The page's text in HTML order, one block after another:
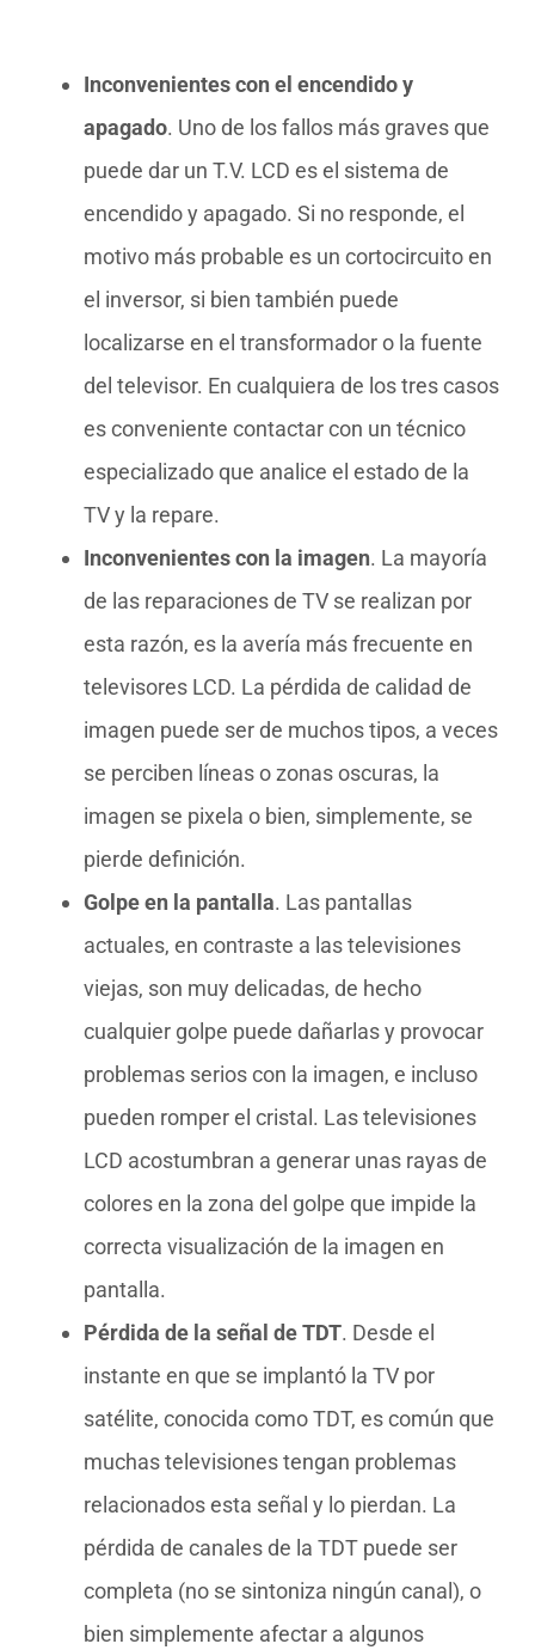
Inconvenientes con el encendido y
apagado. Uno de los fallos más graves que
puede dar un T.V. LCD es el sistema de
encendido y apagado. Si no responde, el
motivo más probable es un cortocircuito en
el inversor, si bien también puede
localizarse en el transformador o la fuente
del televisor. En cualquiera de los tres casos
es conveniente contactar con un técnico
especializado que analice el estado de la
TV y la repare.
Inconvenientes con la imagen. La mayoría
de las reparaciones de TV se realizan por
esta razón, es la avería más frecuente en
televisores LCD. La pérdida de calidad de
imagen puede ser de muchos tipos, a veces
se perciben líneas o zonas oscuras, la
imagen se pixela o bien, simplemente, se
pierde definición.
Golpe en la pantalla. Las pantallas
actuales, en contraste a las televisiones
viejas, son muy delicadas, de hecho
cualquier golpe puede dañarlas y provocar
problemas serios con la imagen, e incluso
pueden romper el cristal. Las televisiones
LCD acostumbran a generar unas rayas de
colores en la zona del golpe que impide la
correcta visualización de la imagen en
pantalla.
Pérdida de la señal de TDT. Desde el
instante en que se implantó la TV por
satélite, conocida como TDT, es común que
muchas televisiones tengan problemas
relacionados esta señal y lo pierdan. La
pérdida de canales de la TDT puede ser
completa (no se sintoniza ningún canal), o
bien simplemente afectar a algunos